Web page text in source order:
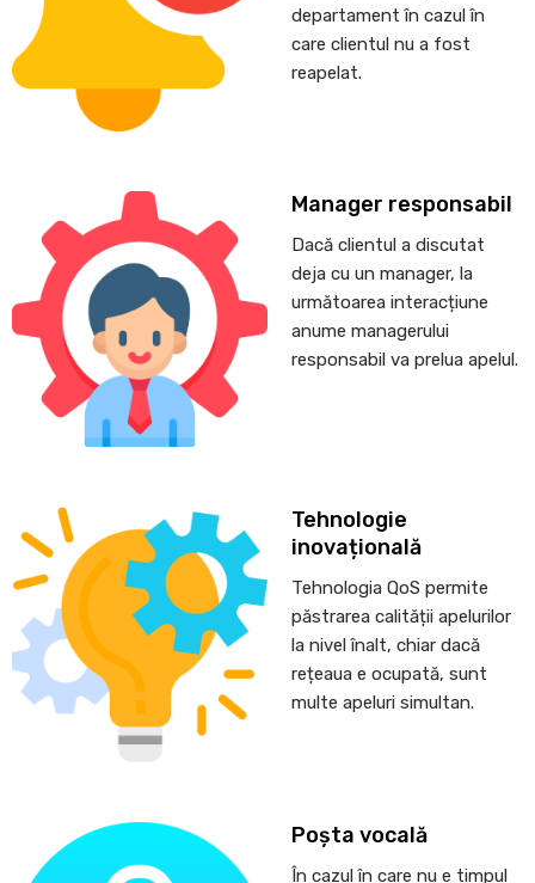
departament în cazul în
care clientul nu a fost
reapelat.
Manager responsabil
Dacă clientul a discutat
deja cu un manager, la
următoarea interacțiune
anume managerului
responsabil va prelua apelul.
Tehnologie
inovațională
Tehnologia QoS permite
păstrarea calității apelurilor
la nivel înalt, chiar dacă
rețeaua e ocupată, sunt
multe apeluri simultan.
Poșta vocală
În cazul în care nu e timpul